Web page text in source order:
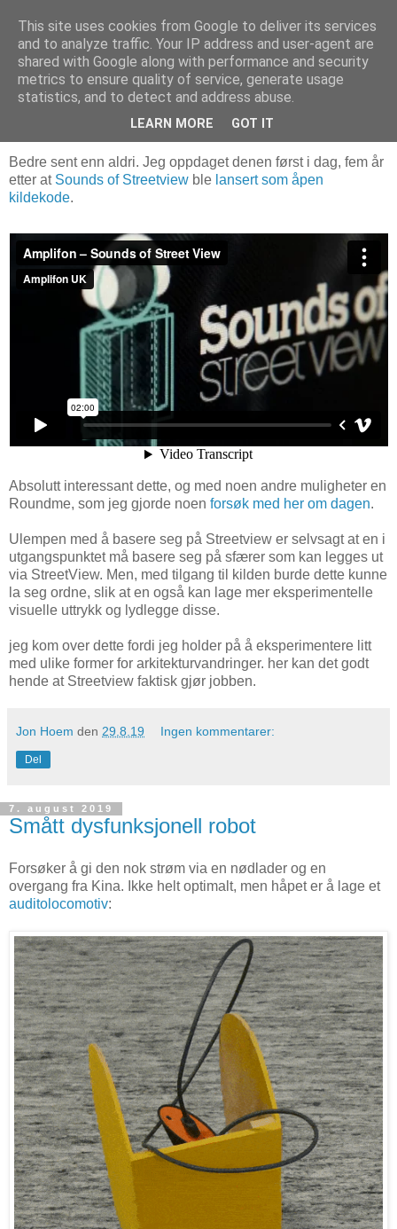
29. august 2019
Tredimensjonal lyd for Google
Bedre sent enn aldri. Jeg oppdaget denen først i dag, fem år
etter at Sounds of Streetview ble lansert som åpen
kildekode.
Absolutt interessant dette, og med noen andre muligheter en
Roundme, som jeg gjorde noen forsøk med her om dagen.
Ulempen med å basere seg på Streetview er selvsagt at en i
utgangspunktet må basere seg på sfærer som kan legges ut
via StreetView. Men, med tilgang til kilden burde dette kunne
la seg ordne, slik at en også kan lage mer eksperimentelle
visuelle uttrykk og lydlegge disse.
jeg kom over dette fordi jeg holder på å eksperimentere litt
med ulike former for arkitekturvandringer. her kan det godt
hende at Streetview faktisk gjør jobben.
Jon Hoem den 29.8.19 Ingen kommentarer:
Del
7. august 2019
Smått dysfunksjonell robot
Forsøker å gi den nok strøm via en nødlader og en
overgang fra Kina. Ikke helt optimalt, men håpet er å lage et
auditolocomotiv:
This site uses cookies from Google to deliver its services
and to analyze traffic. Your IP address and user-agent are
shared with Google along with performance and security
metrics to ensure quality of service, generate usage
statistics, and to detect and address abuse.
LEARN MORE GOT IT